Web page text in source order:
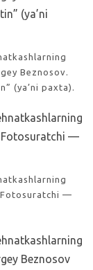
Beznosov.
(ya’ni paxta).
Fotosuratchi —